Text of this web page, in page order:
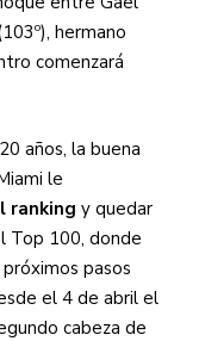
hermano
comenzará
años, la buena
le
ranking y quedar
Top 100, donde
pasos
el 4 de abril el
cabeza de